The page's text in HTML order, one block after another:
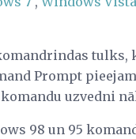
tulks,
Prompt
uzvedni
98 un 95